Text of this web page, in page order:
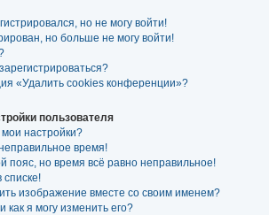
но не могу войти!
но больше не могу войти!
«Удалить cookies конференции»?
пользователя
настройки?
время!
пояс, но время всё равно неправильное!
списке!
изображение вместе со своим именем?
как я могу изменить его?